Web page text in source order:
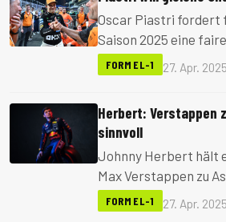
Oscar Piastri fordert
Saison 2025 eine
bei McLaren.
FORMEL-1 27. Apr. 2025
Herbert: Verstappen
sinnvoll
Johnny Herbert hält
Max Verstappen zu
2026 für die
FORMEL-1 27. Apr. 2025